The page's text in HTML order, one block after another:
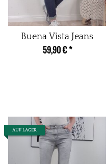
Buena Vista Jeans
59,90 €*
AUF LAGER